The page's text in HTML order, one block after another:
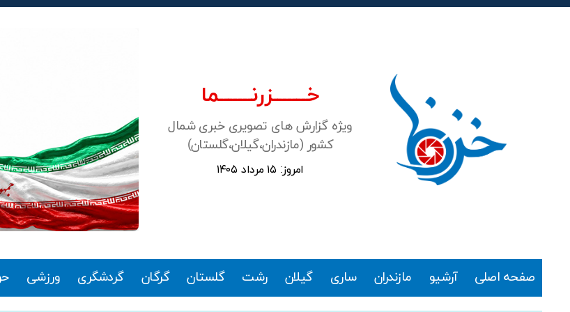
خـــــــزرنـــــــما
ویژه گزارش های تصویری خبری شمال
کشور (مازندران،گیلان،گلستان)
امروز: ۱۵ مرداد ۱۴۰۵
صفحه اصلی آرشیو مازندران ساری گیلان رشت گلستان گرگان گردشگری ورزشی